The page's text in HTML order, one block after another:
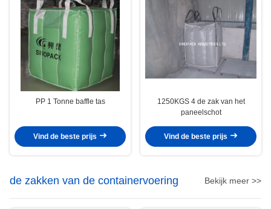
PP 1 Tonne baffle tas
Vind de beste prijs
1250KGS 4 de zak van het
paneelschot
Vind de beste prijs
de zakken van de containervoering Bekijk meer >>